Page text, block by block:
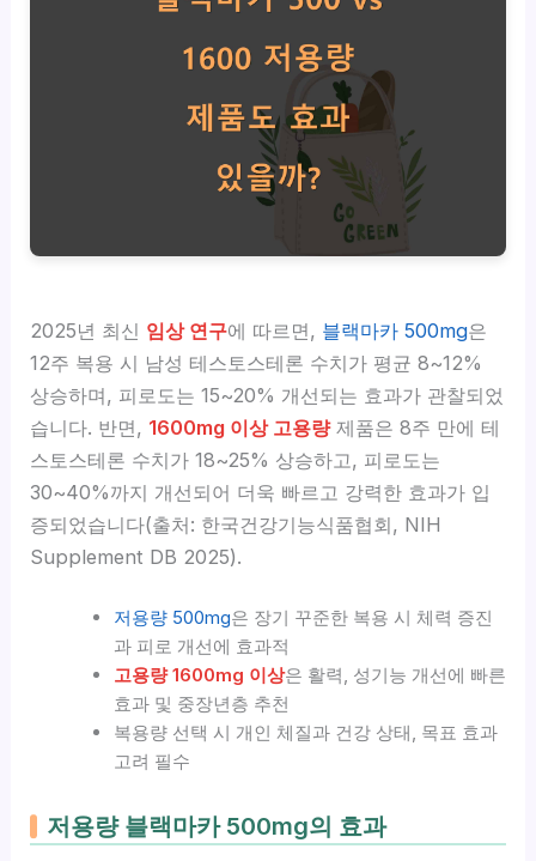
2025년 최신 임상 연구에 따르면, 블랙마카 500mg은
12주 복용 시 남성 테스토스테론 수치가 평균 8~12%
상승하며, 피로도는 15~20% 개선되는 효과가 관찰되었
습니다. 반면, 1600mg 이상 고용량제품은 8주 만에 테
스토스테론 수치가 18~25% 상승하고, 피로도는
30~40%까지 개선되어 더욱 빠르고 강력한 효과가 입
증되었습니다(출처: 한국건강기능식품협회, NIH
Supplement DB 2025).
저용량 500mg은 장기 꾸준한 복용 시 체력 증진
과 피로 개선에 효과적
고용량 1600mg 이상은 활력, 성기능 개선에 빠른
효과 및 중장년층 추천
복용량 선택 시 개인 체질과 건강 상태, 목표 효과
고려 필수
저용량 블랙마카 500mg의 효과